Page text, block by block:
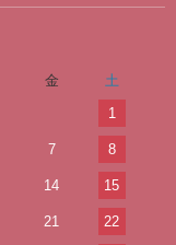
金
土
1
7 8
14 15
21 22